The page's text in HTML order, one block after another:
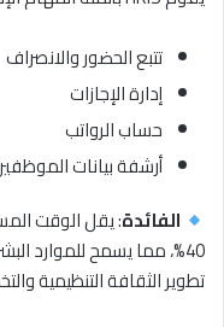
تتبع الحضور والانصراف
إدارة الإجازات
حساب الرواتب
أرشفة بيانات
الفائدة: يقل الوقت
40%، مما يسمح للموارد
تطوير الثقافة التنظيمية